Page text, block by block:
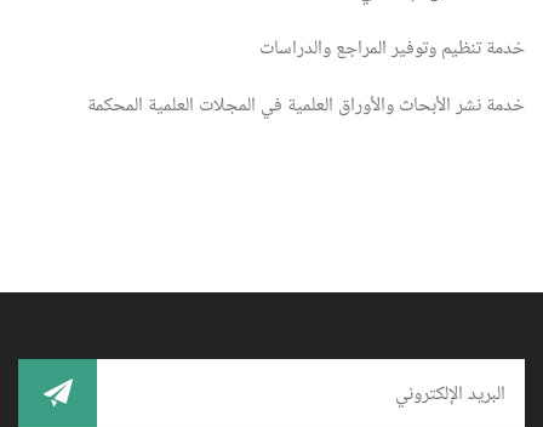
خدمة تنظيم وتوفير المراجع والدراسات
خدمة نشر الأبحاث والأوراق العلمية في المجلات العلمية المحكمة